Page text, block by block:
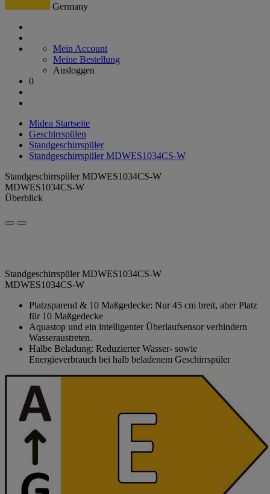
Germany
Mein Account
Meine Bestellung
Ausloggen
0
Midea Startseite
Geschirrspülen
Standgeschirrspüler
Standgeschirrspüler MDWES1034CS-W
Standgeschirrspüler MDWES1034CS-W
MDWES1034CS-W
Überblick
Standgeschirrspüler MDWES1034CS-W
MDWES1034CS-W
Platzsparend & 10 Maßgedecke: Nur 45 cm breit, aber Platz
für 10 Maßgedecke
Aquastop und ein intelligenter Überlaufsensor verhindern
Wasseraustreten.
Halbe Beladung: Reduzierter Wasser- sowie
Energieverbrauch bei halb beladenem Geschirrspüler